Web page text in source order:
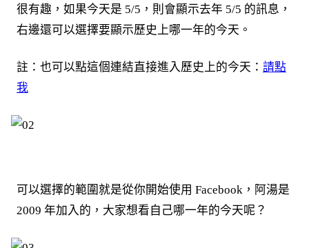
很有趣，如果今天是 5/5，則會顯示去年 5/5 的訊息，
右邊還可以選擇要顯示歷史上哪一年的今天。
註：也可以點這個連結直接進入歷史上的今天： 請點
我
可以選擇的範圍就是從你開始使用 Facebook，阿湯是
2009 年加入的，大家想看自己哪一年的今天呢？